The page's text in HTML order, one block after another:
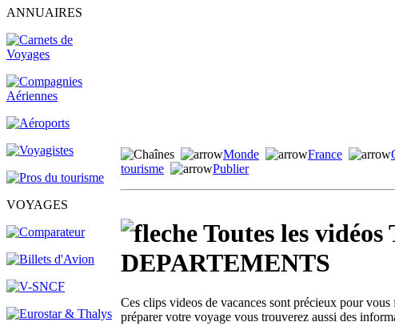
ANNUAIRES
VOYAGES
Monde France
tourisme
Publier
Toutes les
DEPARTEMENTS
Ces clips videos de vacances sont précieux pour
préparer votre voyage vous trouverez aussi des